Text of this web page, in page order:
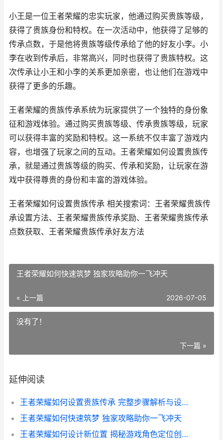
小王是一位王者荣耀的忠实玩家，他通过购买贵族等级，
获得了贵族身份和特权。在一次活动中，他获得了足够的
传承点数，于是他将贵族等级传承给了他的好友小李。小
李在收到传承后，非常高兴，同时也获得了贵族特权。这
次传承让小王和小李的关系更加亲密，也让他们在游戏中
获得了更多的乐趣。
王者荣耀的贵族传承系统为玩家提供了一个独特的身份象
征和游戏体验。通过购买贵族等级、传承贵族等级，玩家
可以获得丰富的奖励和特权。这一系统不仅丰富了游戏内
容，也增强了玩家之间的互动。王者荣耀如何设置贵族传
承，就是通过贵族等级的购买、传承和奖励，让玩家在游
戏中获得尊贵的身份和丰富的游戏体验。
王者荣耀如何设置贵族传承 相关搜索词：王者荣耀贵族传
承设置方法、王者荣耀贵族传承奖励、王者荣耀贵族传承
点数获取、王者荣耀贵族传承好友方法
王者荣耀如何快速筑梦 独家攻略助你一飞冲天
« 上一篇 2026-07-05
没有了！
下一篇 »
延伸阅读
王者荣耀如何设置贵族传承 完整步骤解析与设置技巧
王者荣耀如何快速筑梦 独家攻略助你一飞冲天
王者荣耀如何设计新位置 揭秘游戏角色定位创新策略与技巧